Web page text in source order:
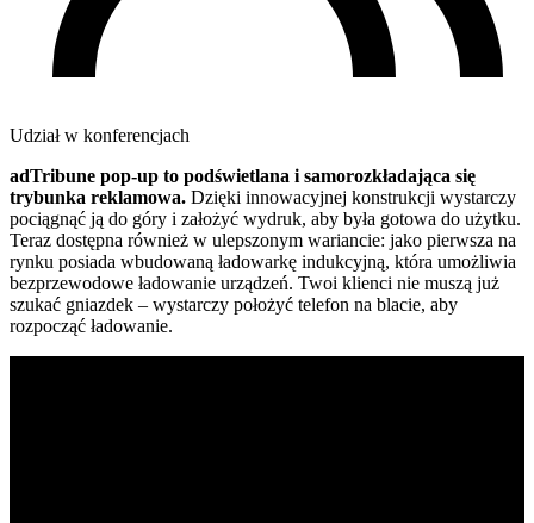
Udział w konferencjach
adTribune pop-up to podświetlana i samorozkładająca się
trybunka reklamowa. Dzięki innowacyjnej konstrukcji wystarczy
pociągnąć ją do góry i założyć wydruk, aby była gotowa do użytku.
Teraz dostępna również w ulepszonym wariancie: jako pierwsza na
rynku posiada wbudowaną ładowarkę indukcyjną, która umożliwia
bezprzewodowe ładowanie urządzeń. Twoi klienci nie muszą już
szukać gniazdek – wystarczy położyć telefon na blacie, aby
rozpocząć ładowanie.